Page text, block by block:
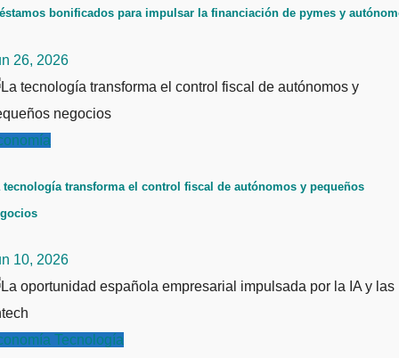
bonificados para impulsar la financiación de pymes y
26, 2026
tecnología transforma el control fiscal de autónomos y pequeños
10, 2026
Tecnología